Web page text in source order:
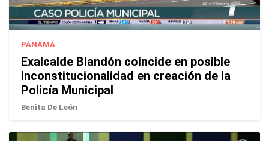
PANAMÁ
Exalcalde Blandón coincide en posible
inconstitucionalidad en creación de la
Policía Municipal
Benita De León